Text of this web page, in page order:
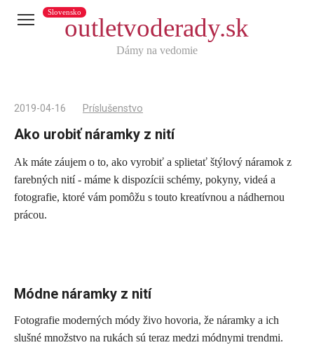
outletvoderady.sk
Slovensko
Dámy na vedomie
2019-04-16 Príslušenstvo
Ako urobiť náramky z nití
Ak máte záujem o to, ako vyrobiť a splietať štýlový náramok z
farebných nití - máme k dispozícii schémy, pokyny, videá a
fotografie, ktoré vám pomôžu s touto kreatívnou a nádhernou
prácou.
Módne náramky z nití
Fotografie moderných módy živo hovoria, že náramky a ich
slušné množstvo na rukách sú teraz medzi módnymi trendmi.
Telegram
reddit
Skype